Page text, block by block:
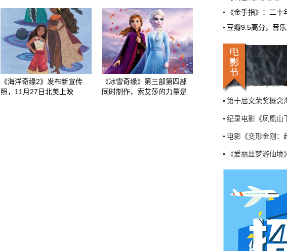
《海洋奇缘2》发布新宣传
照，11月27日北美上映
《冰雪奇缘》第三部第四部
同时制作，索艾莎的力量是
短剧从业者在评
机率比去年腰斩"
三天的东西，AI
6月27日 10:01:00
9万块银幕，
钱去哪了？
近80部中外影
画，类型挺全
《玩具总动员5
7万部AI短剧
动真格的
6月24日，广电
有发布会，没有
把《微短剧发展
到了所有人面前
《金手指》：二
豆瓣9.5高分，音
《爱丽丝梦游仙
“e起绽放吧”两岸
国庆喜剧电影《爆
电影《只此青绿》
第十届文荣奖概念
纪录电影《凤凰山
电影《变形金刚：
《爱丽丝梦游仙境
“e起绽放吧”两岸
国庆喜剧电影《爆
电影《只此青绿
第十届文荣奖概念